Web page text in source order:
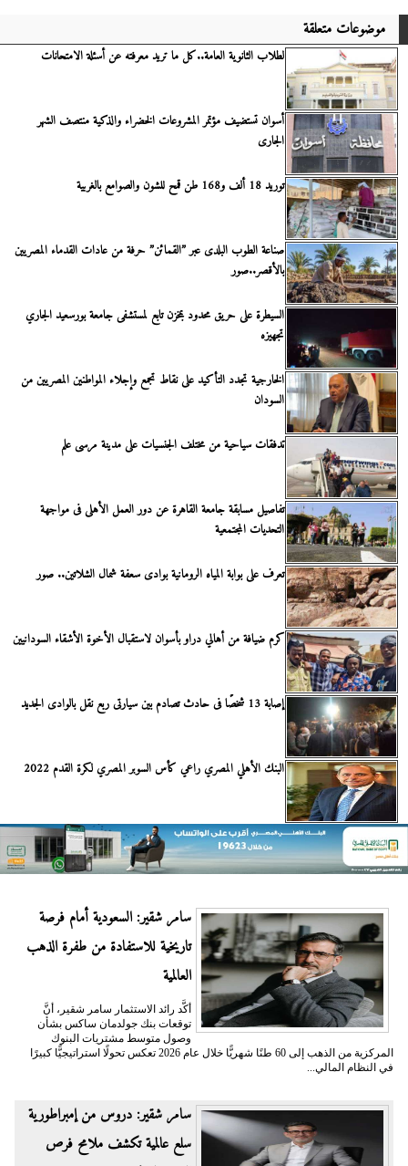
موضوعات متعلقة
لطلاب الثانوية العامة..كل ما تريد معرفته عن أسئلة الامتحانات
أسوان تستضيف مؤتمر المشروعات الخضراء والذكية منتصف الشهر
الجارى
توريد 18 ألف و168 طن قمح للشون والصوامع بالغربية
صناعة الطوب البلدى عبر ”القمائن” حرفة من عادات القدماء المصريين
بالأقصر..صور
السيطرة على حريق محدود بمخزن تابع لمستشفى جامعة بورسعيد الجاري
تجهيزه
الخارجية تجدد التأكيد على نقاط تجمع وإجلاء المواطنين المصريين من
السودان
تدفقات سياحية من مختلف الجنسيات على مدينة مرسى علم
تفاصيل مسابقة جامعة القاهرة عن دور العمل الأهلى فى مواجهة
التحديات المجتمعية
تعرف على بوابة المياه الرومانية بوادى سعفة شمال الشلاتين.. صور
كرم ضيافة من أهالي دراو بأسوان لاستقبال الأخوة الأشقاء السودانيين
إصابة 13 شخصًا فى حادث تصادم بين سيارتى ربع نقل بالوادى الجديد
البنك الأهلي المصري راعي كأس السوبر المصري لكرة القدم 2022 ​
سامر شقير: السعودية أمام فرصة
تاريخية للاستفادة من طفرة الذهب
العالمية
أكَّد رائد الاستثمار سامر شقير، أنَّ
توقعات بنك جولدمان ساكس بشأن
وصول متوسط مشتريات البنوك
المركزية من الذهب إلى 60 طنًا شهريًّا خلال عام 2026 تعكس تحولًا استراتيجيًّا كبيرًا
في النظام المالي...
سامر شقير: دروس من إمبراطورية
سلع عالمية تكشف ملامح فرص